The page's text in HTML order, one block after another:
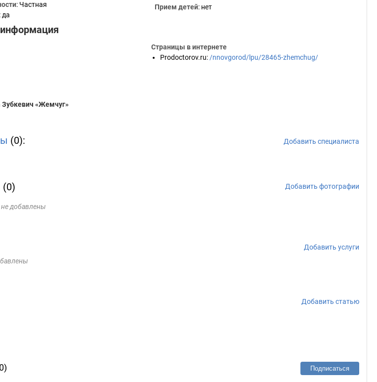
: Частная
: да
Прием детей: нет
Страницы в интернете
Prodoctorov.ru: /nnovgorod/lpu/28465-zhemchug/
Зубкевич «Жемчуг»
(0): Добавить специалиста
(0) Добавить фотографии
добавлены
Добавить услуги
Добавить статью
Подписаться